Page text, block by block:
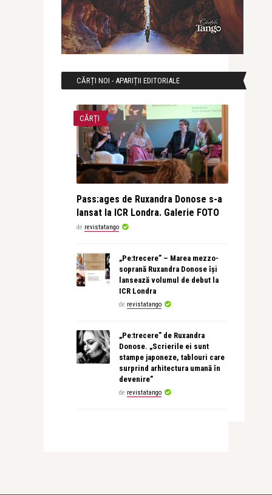
CĂRȚI NOI - APARIȚII EDITORIALE
CĂRȚI
Pass:ages de Ruxandra Donose s-a
lansat la ICR Londra. Galerie FOTO
de revistatango
„Pe:trecere” – Marea mezzo-
soprană Ruxandra Donose își
lansează volumul de debut la
ICR Londra
de revistatango
„Pe:trecere” de Ruxandra
Donose. „Scrierile ei sunt
stampe japoneze, tablouri care
surprind arhitectura umană în
devenire”
de revistatango